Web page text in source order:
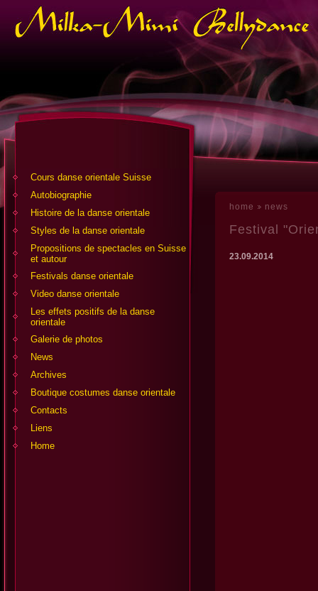
Cours danse orientale Suisse
Аutobiographie
Histoire de la danse orientale
Styles de la danse orientale
Propositions de spectacles en Suisse
et autour
Festivals danse orientale
Video danse orientale
Les effets positifs de la danse
orientale
Galerie de photos
News
Archives
Boutique costumes danse orientale
Contacts
Liens
Home
home news
Festival
23.09.2014